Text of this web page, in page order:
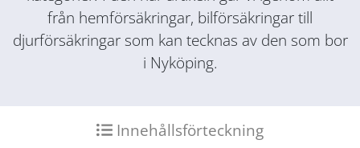
från hemförsäkringar, bilförsäkringar till
djurförsäkringar som kan tecknas av den som bor
i Nyköping.
Innehållsförteckning